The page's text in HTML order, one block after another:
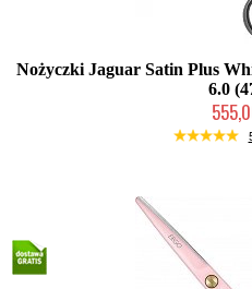
Nożyczki Jaguar Satin Plus
6.0
Mała ilość